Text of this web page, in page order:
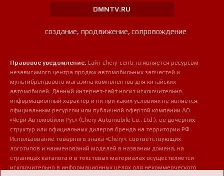
DMNTV.RU
создание, продвижение, сопровождение
Правовое уведомление: Сайт chery-centr.ru является ресурсом
независимого центра продаж автомобильных запчастей и
мультибрендового магазина компонентов для китайских
автомобилей. Данный интернет-сайт носит исключительно
информационный характер и ни при каких условиях не является
официальным ресурсом или публичной офертой компании АО
«Чери Автомобили Рус» (Chery Automobile Co., Ltd.), её дочерних
структур или официальных дилеров бренда на территории РФ.
Использование товарного знака «Chery», соответствующих
логотипов и наименований моделей в названии домена, на
страницах каталога и в текстовых материалах осуществляется
исключительно в информационных целях для некоммерческого